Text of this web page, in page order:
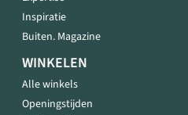
Inspiratie
Buiten. Magazine
WINKELEN
Alle winkels
Openingstijden